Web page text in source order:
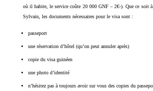
où il habite, le service coûte 20 000 GNF – 2€-). Que ce soit à
Sylvain, les documents nécessaires pour le visa sont :
passeport
une réservation d’hôtel (qu’on peut annuler après)
copie du visa guinéen
une photo d’identité
n’hésitez pas à toujours avoir sur vous des copies du